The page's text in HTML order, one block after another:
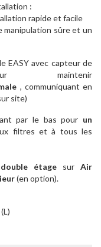
:
rapide et facile
manipulation sûre et un
EASY avec capteur de
maintenir
, communiquant en
site)
par le bas pour un
filtres et à tous les
étage sur Air
(en option).